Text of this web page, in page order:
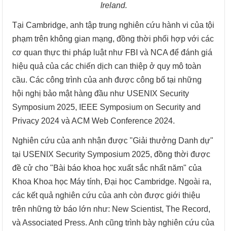
Ireland.
Tại Cambridge, anh tập trung nghiên cứu hành vi của tội
phạm trên không gian mạng, đồng thời phối hợp với các
cơ quan thực thi pháp luật như FBI và NCA để đánh giá
hiệu quả của các chiến dịch can thiệp ở quy mô toàn
cầu. Các công trình của anh được công bố tại những
hội nghị bảo mật hàng đầu như USENIX Security
Symposium 2025, IEEE Symposium on Security and
Privacy 2024 và ACM Web Conference 2024.
Nghiên cứu của anh nhận được "Giải thưởng Danh dự"
tại USENIX Security Symposium 2025, đồng thời được
đề cử cho "Bài báo khoa học xuất sắc nhất năm" của
Khoa Khoa học Máy tính, Đại học Cambridge. Ngoài ra,
các kết quả nghiên cứu của anh còn được giới thiệu
trên những tờ báo lớn như: New Scientist, The Record,
và Associated Press. Anh cũng trình bày nghiên cứu của